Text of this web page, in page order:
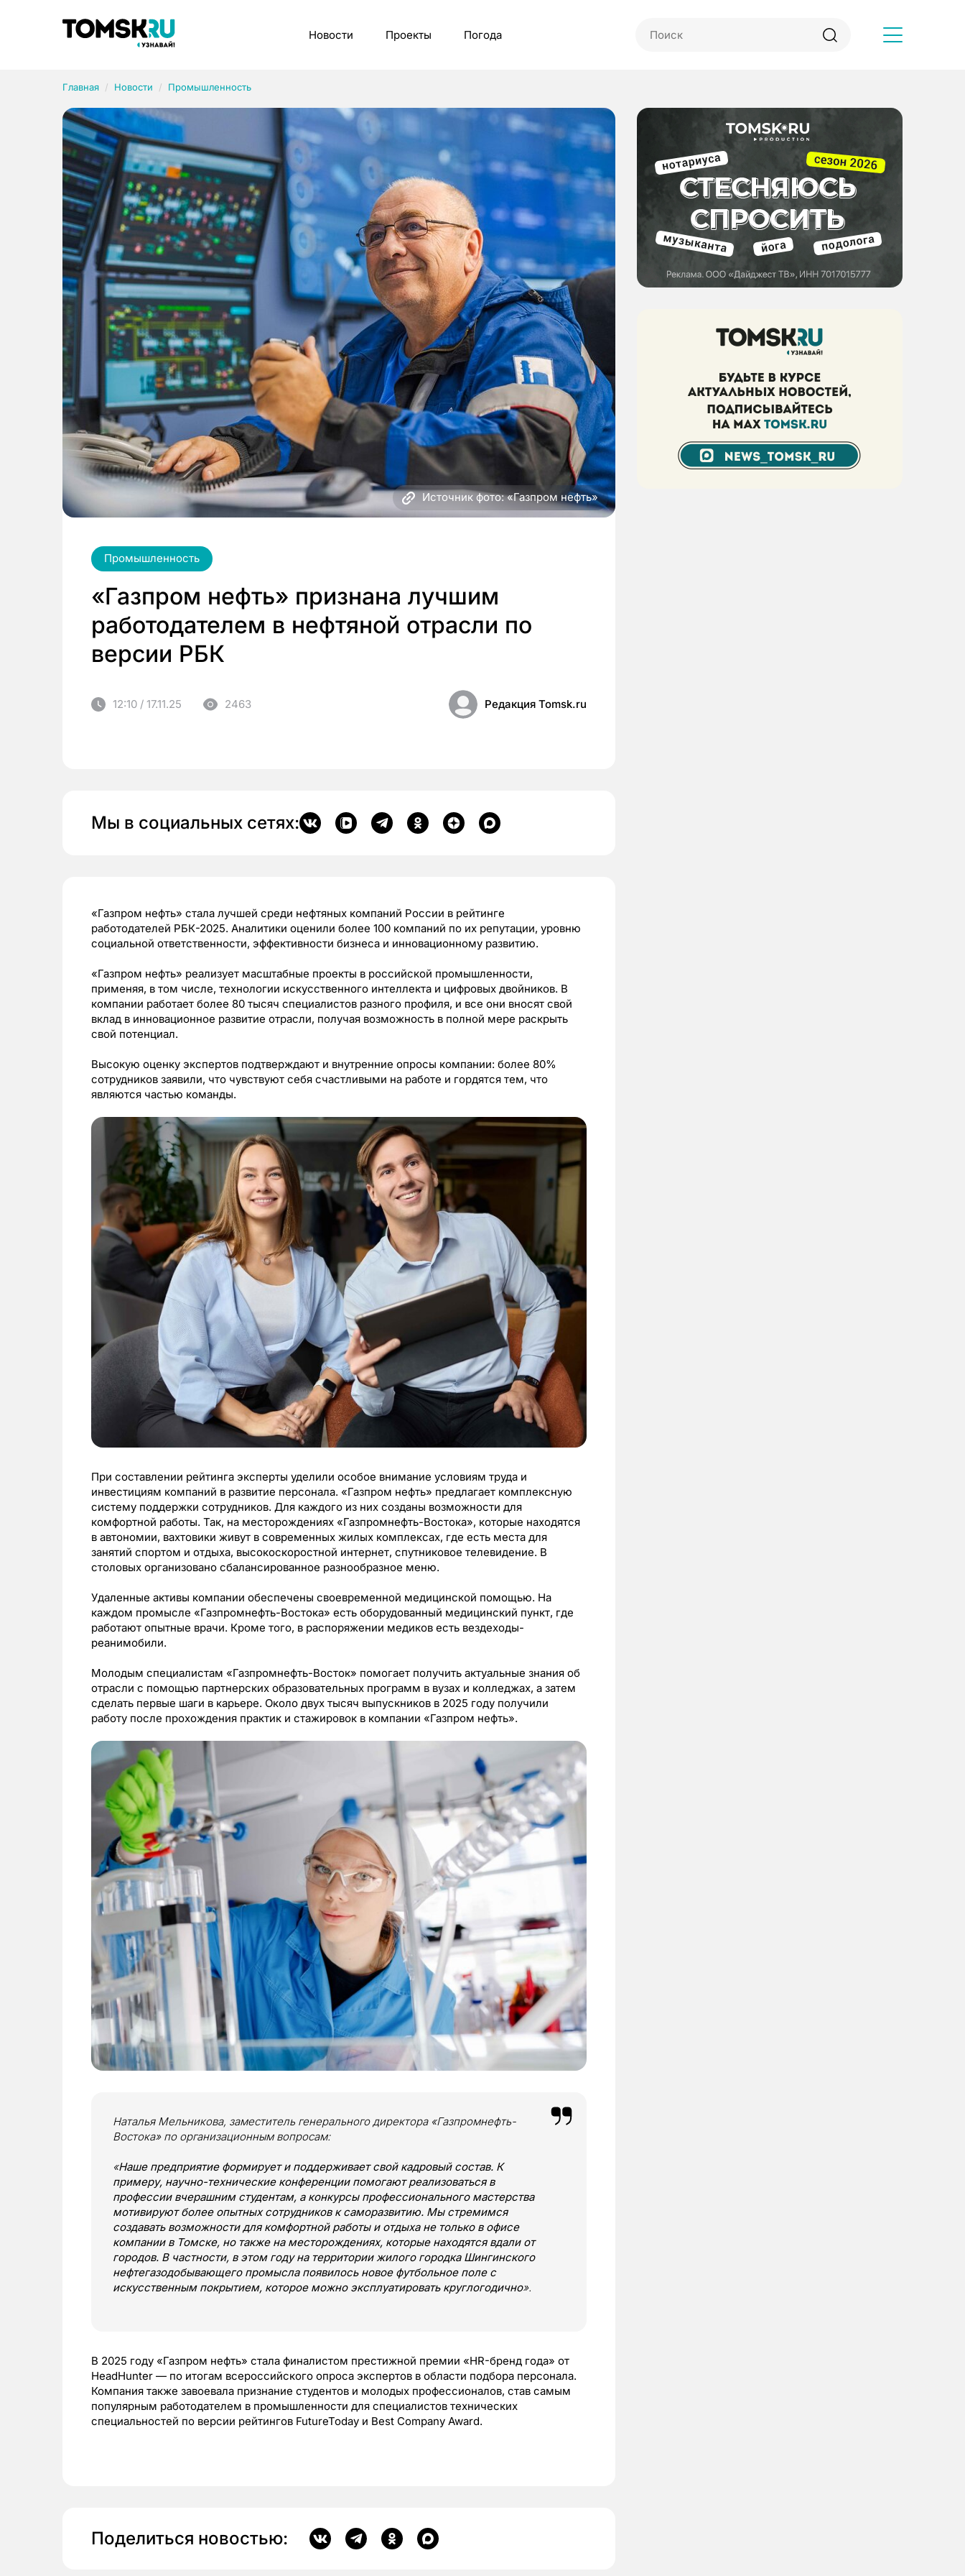
Новости Проекты Погода
Главная Новости Промышленность
Источник фото: «Газпром нефть»
Промышленность
«Газпром нефть» признана лучшим
работодателем в нефтяной отрасли по
версии РБК
12:10 / 17.11.25 2463 Редакция Tomsk.ru
Мы в социальных сетях:
«Газпром нефть» стала лучшей среди нефтяных компаний России в рейтинге
работодателей РБК-2025. Аналитики оценили более 100 компаний по их репутации, уровню
социальной ответственности, эффективности бизнеса и инновационному развитию.
«Газпром нефть» реализует масштабные проекты в российской промышленности,
применяя, в том числе, технологии искусственного интеллекта и цифровых двойников. В
компании работает более 80 тысяч специалистов разного профиля, и все они вносят свой
вклад в инновационное развитие отрасли, получая возможность в полной мере раскрыть
свой потенциал.
Высокую оценку экспертов подтверждают и внутренние опросы компании: более 80%
сотрудников заявили, что чувствуют себя счастливыми на работе и гордятся тем, что
являются частью команды.
При составлении рейтинга эксперты уделили особое внимание условиям труда и
инвестициям компаний в развитие персонала. «Газпром нефть» предлагает комплексную
систему поддержки сотрудников. Для каждого из них созданы возможности для
комфортной работы. Так, на месторождениях «Газпромнефть-Востока», которые находятся
в автономии, вахтовики живут в современных жилых комплексах, где есть места для
занятий спортом и отдыха, высокоскоростной интернет, спутниковое телевидение. В
столовых организовано сбалансированное разнообразное меню.
Удаленные активы компании обеспечены своевременной медицинской помощью. На
каждом промысле «Газпромнефть-Востока» есть оборудованный медицинский пункт, где
работают опытные врачи. Кроме того, в распоряжении медиков есть вездеходы-
реанимобили.
Молодым специалистам «Газпромнефть-Восток» помогает получить актуальные знания об
отрасли с помощью партнерских образовательных программ в вузах и колледжах, а затем
сделать первые шаги в карьере. Около двух тысяч выпускников в 2025 году получили
работу после прохождения практик и стажировок в компании «Газпром нефть».
Наталья Мельникова, заместитель генерального директора «Газпромнефть-
Востока» по организационным вопросам:
«Наше предприятие формирует и поддерживает свой кадровый состав. К
примеру, научно-технические конференции помогают реализоваться в
профессии вчерашним студентам, а конкурсы профессионального мастерства
мотивируют более опытных сотрудников к саморазвитию. Мы стремимся
создавать возможности для комфортной работы и отдыха не только в офисе
компании в Томске, но также на месторождениях, которые находятся вдали от
городов. В частности, в этом году на территории жилого городка Шингинского
нефте­газодобывающего промысла появилось новое футболь­ное поле с
искусственным покрытием, которое можно эксплуатировать круглогодично».
В 2025 году «Газпром нефть» стала финалистом престижной премии «HR-бренд года» от
HeadHunter — по итогам всероссийского опроса экспертов в области подбора персонала.
Компания также завоевала признание студентов и молодых профессионалов, став самым
популярным работодателем в промышленности для специалистов технических
специальностей по версии рейтингов FutureToday и Best Company Award.
Поделиться новостью:
Рубрики